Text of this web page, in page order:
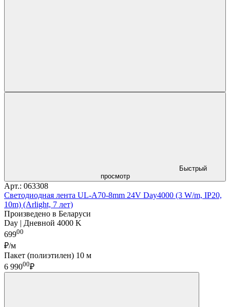
Быстрый
просмотр
Арт.: 063308
Светодиодная лента UL-A70-8mm 24V Day4000 (3 W/m, IP20,
10m) (Arlight, 7 лет)
Произведено в Беларуси
Day | Дневной 4000 K
69900
₽/м
Пакет (полиэтилен) 10 м
6 99000₽